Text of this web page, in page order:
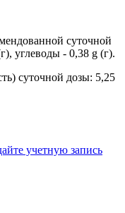
суточной
углеводы - 0,38 g (г).
суточной дозы: 5,25
учетную запись